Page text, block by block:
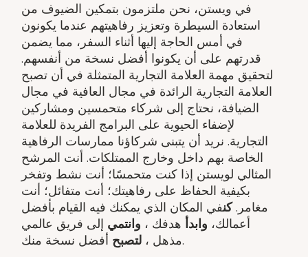
في ويستن، نحن ملتزمون بتمكين الضيوف من
استعادة السيطرة وتعزيز رفاهيتهم عندما يكونون
في أمس الحاجة إليها أثناء السفر، مما يضمن
قدرتهم على أن يكونوا أفضل نسخة من أنفسهم.
لتحقيق مهمة العلامة التجارية المتمثلة في أن تصبح
العلامة التجارية الرائدة في مجال العافية في مجال
الضيافة، نحتاج إلى شركاء متحمسين ومشاركين
لإضفاء الحيوية على البرامج الفريدة للعلامة
التجارية. نريد أن يتبنى شركاؤنا ممارسات الرفاهية
الخاصة بهم داخل وخارج الممتلكات. أنت المرشح
المثالي لويستن إذا كنت متحمسًا؛ أنت نشط وتفخر
بكيفية الحفاظ على رفاهيتك؛ أنت متفائل؛ أنت
مغامر.كنفي المكان الذي يمكنك فيه القيام بأفضل
أعمالك، وابدأ هدفك ​، وانتمي إلى فريق عالمي
مذهل ​، لتصبح أفضل نسخة منك.